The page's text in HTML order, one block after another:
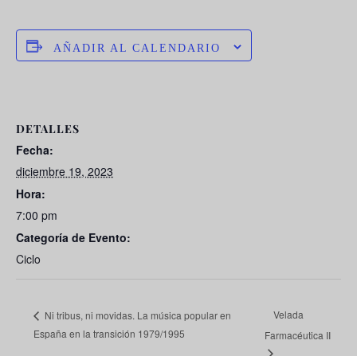
AÑADIR AL CALENDARIO
DETALLES
Fecha:
diciembre 19, 2023
Hora:
7:00 pm
Categoría de Evento:
Ciclo
Ni tribus, ni movidas. La música popular en
España en la transición 1979/1995
Velada
Farmacéutica II